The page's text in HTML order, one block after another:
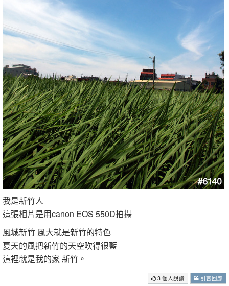
我是新竹人
這張相片是用canon EOS 550D拍攝
風城新竹 風大就是新竹的特色
夏天的風把新竹的天空吹得很藍
這裡就是我的家 新竹。
3 個人說讚 引言回應